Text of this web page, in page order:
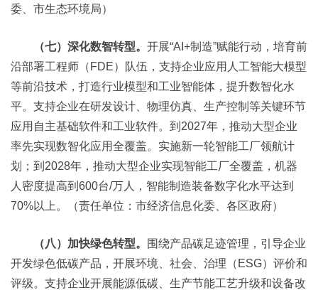
委、市生态环境局）
（七）深化数智转型。 开展“AI+制造”赋能行动，培育前
沿部署工程师（FDE）队伍，支持企业应用人工智能大模型
等前沿技术，打造行业模型和工业智能体，提升数智化水
平。支持企业在研发设计、物理仿真、生产控制等关键环节
应用自主基础软件和工业软件。到2027年，推动大型企业
率先实现数智化应用全覆盖。实施新一轮智能工厂领航计
划；到2028年，推动大型企业实现智能工厂全覆盖，机器
人密度提高到600台/万人，智能制造装备数字化水平达到
70%以上。（责任单位：市经济信息化委、各区政府）
（八）加快绿色转型。
围绕产品碳足迹管理，引导企业
开发绿色低碳产品，开展环境、社会、治理（ESG）评价和
评级。支持企业开展能源低碳、生产节能工艺升级和设备改